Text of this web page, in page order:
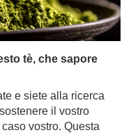
tè, che sapore
e siete alla ricerca
il vostro
vostro. Questa